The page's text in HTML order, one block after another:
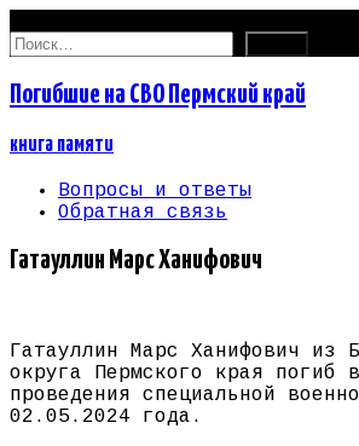
Найти:
Погибшие на СВО Пермский край
книга памяти
Вопросы и ответы
Обратная связь
Гатауллин Марс Ханифович
Гатауллин Марс Ханифович из
округа Пермского края погиб
проведения специальной
02.05.2024 года.